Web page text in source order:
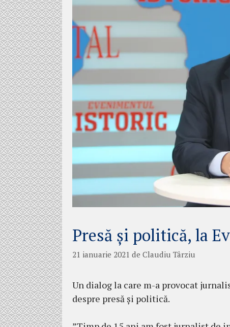
Presă și politică, la
21 ianuarie 2021 de Claudiu Târziu
Un dialog la care m-a provocat
despre presă și politică.